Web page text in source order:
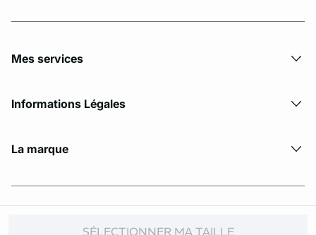
SÉLECTIONNER MA TAILLE
Mes services
Informations Légales
La marque